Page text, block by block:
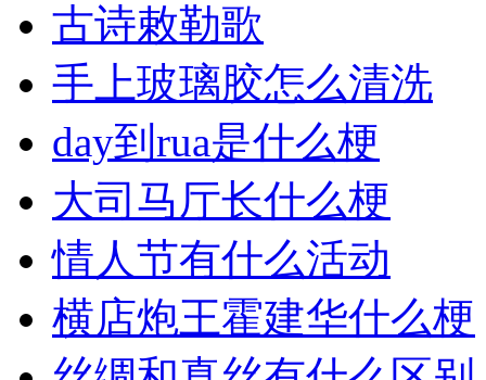
古诗敕勒歌
手上玻璃胶怎么清洗
day到rua是什么梗
大司马厅长什么梗
情人节有什么活动
横店炮王霍建华什么梗